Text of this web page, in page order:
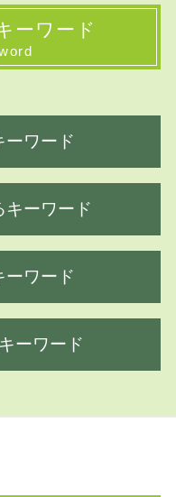
ーワード
ーワード
キーワード
ーワード
ーワード